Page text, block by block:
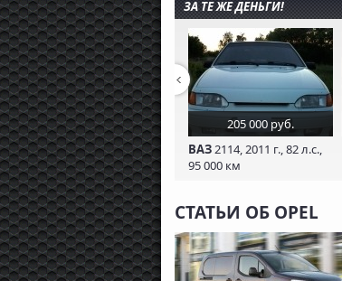
ЗА ТЕ ЖЕ ДЕНЬГИ!
205 000 руб.
ВАЗ2114, 2011 г., 82 л.с.,
95 000 км
СТАТЬИ ОБ OPEL